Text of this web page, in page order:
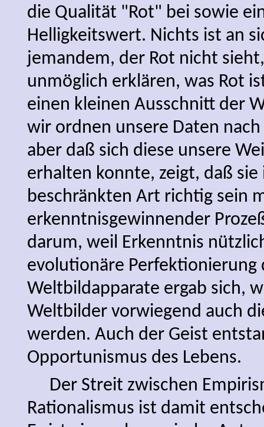
die Qualität "Rot" bei sowie
Helligkeitswert. Nichts ist an
jemandem, der Rot nicht
unmöglich erklären, was Rot
einen kleinen Ausschnitt der
wir ordnen unsere Daten
aber daß sich diese unsere
erhalten konnte, zeigt, daß sie
beschränkten Art richtig sein
erkenntnisgewinnender
darum, weil Erkenntnis
evolutionäre Perfektionierung
Weltbildapparate ergab sich,
Weltbilder vorwiegend auch
werden. Auch der Geist
Opportunismus des Lebens.
Der Streit zwischen
Rationalismus ist damit